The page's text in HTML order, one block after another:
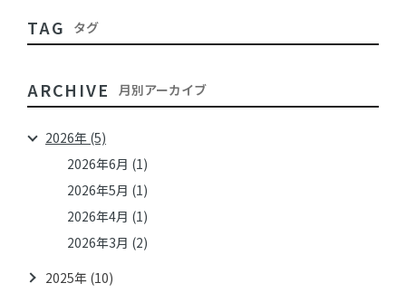
TAG タグ
ARCHIVE 月別アーカイブ
2026年 (5)
2026年6月 (1)
2026年5月 (1)
2026年4月 (1)
2026年3月 (2)
2025年 (10)